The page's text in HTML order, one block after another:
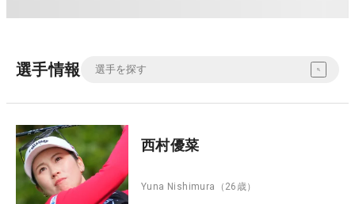
選手情報
西村優菜
Yuna Nishimura （26歳）